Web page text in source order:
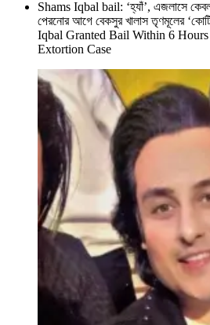
Shams Iqbal bail: ‘হ্যাঁ’, এজলাসে
পেরনোর আগে বেকসুর খালাস তৃণমূলের
Iqbal Granted Bail Within 6
Extortion Case